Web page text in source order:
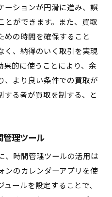
余裕の確保
ての秘訣
を楽しむための心構え
ーションが円滑に進み、誤
とができます。また、買取
めの時間を確保すること
く、納得のいく取引を実現
果的に使うことにより、余
、より良い条件での買取が
する者が買取を制する、と
管理ツール
、時間管理ツールの活用は
ンのカレンダーアプリを使
ールを設定することで、